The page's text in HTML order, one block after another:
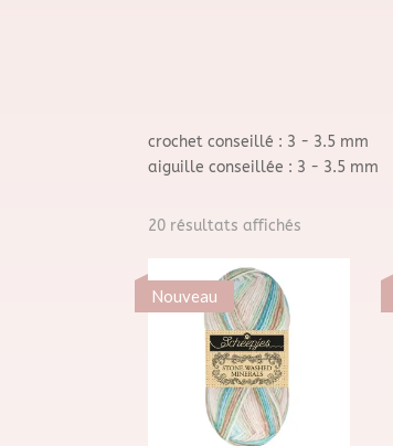
crochet conseillé : 3 - 3.5 mm
aiguille conseillée : 3 - 3.5 mm
20 résultats affichés
Nouveau